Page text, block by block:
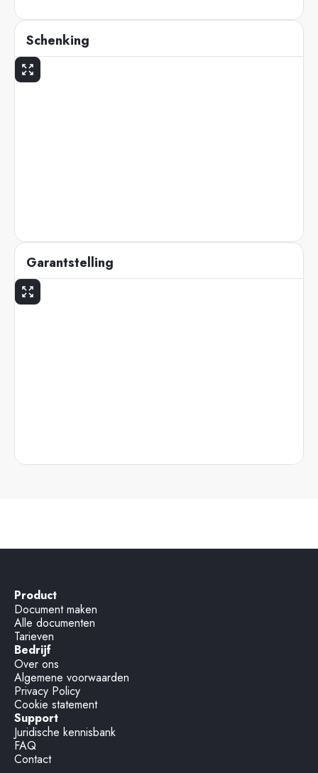
Schenking
Garantstelling
Product
Document maken
Alle documenten
Tarieven
Bedrijf
Over ons
Algemene voorwaarden
Privacy Policy
Cookie statement
Support
Juridische kennisbank
FAQ
Contact